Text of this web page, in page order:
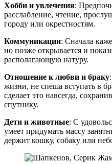
Хобби и увлечения:
расслабление, чтение,
городу или окрестностям.
Коммуникации: Сначала
но позже открывается и
располагающую натуру.
Отношение к любви и браку
жизни, не спеша вступать в
сделает это навсегда,
спутнику.
Дети и животные: С
умеет придумать массу
держит кошку, собаку или